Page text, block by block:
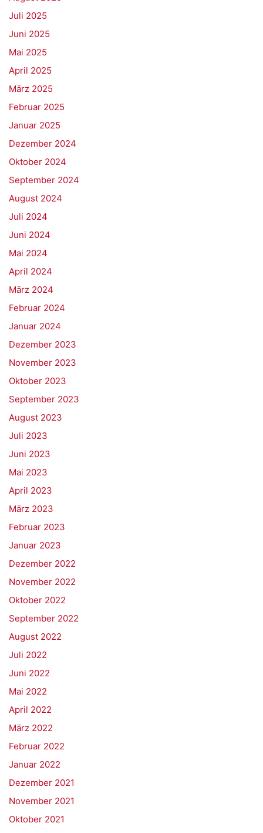
Juli 2025
Juni 2025
Mai 2025
April 2025
März 2025
Februar 2025
Januar 2025
Dezember 2024
Oktober 2024
September 2024
August 2024
Juli 2024
Juni 2024
Mai 2024
April 2024
März 2024
Februar 2024
Januar 2024
Dezember 2023
November 2023
Oktober 2023
September 2023
August 2023
Juli 2023
Juni 2023
Mai 2023
April 2023
März 2023
Februar 2023
Januar 2023
Dezember 2022
November 2022
Oktober 2022
September 2022
August 2022
Juli 2022
Juni 2022
Mai 2022
April 2022
März 2022
Februar 2022
Januar 2022
Dezember 2021
November 2021
Oktober 2021